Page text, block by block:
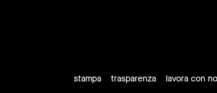
stampa trasparenza lavora con